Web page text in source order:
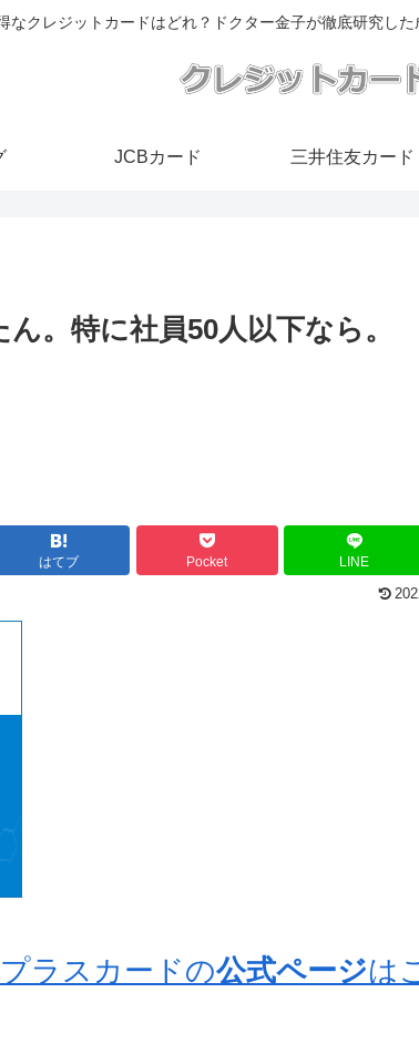
なクレジットカードはどれ？ドクター金子が徹底研究し
JCBカード 三井住友カード
。特に社員50人以下なら。
はてブ Pocket LINE
ラスカードの公式ページは